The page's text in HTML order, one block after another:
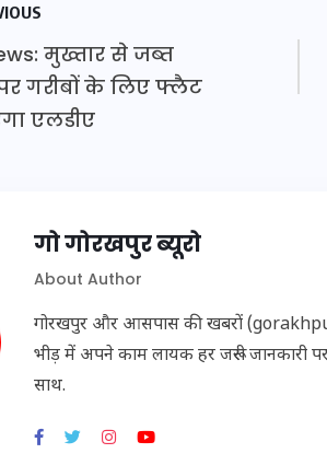
मुख्तार से जब्त
गरीबों के लिए फ्लैट
एलडीए
गो गोरखपुर ब्यूरो
About Author
गोरखपुर और आसपास की खबरों
भीड़ में अपने काम लायक हर जरूरी
साथ.
में बिना बिजली-पंखे
साल, उसे देख भावुक
सिंह, कहा-यहीं
सोना